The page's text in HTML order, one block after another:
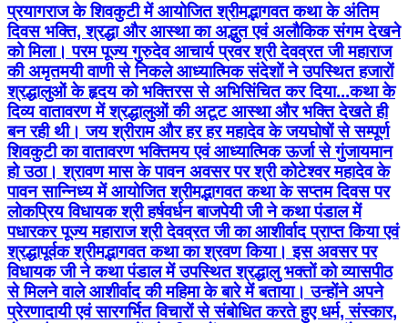
प्रयागराज के शिवकुटी में आयोजित श्रीमद्भागवत कथा के अंतिम
दिवस भक्ति, श्रद्धा और आस्था का अद्भुत एवं अलौकिक संगम देखने
को मिला। परम पूज्य गुरुदेव आचार्य प्रवर श्री देवव्रत जी महाराज
की अमृतमयी वाणी से निकले आध्यात्मिक संदेशों ने उपस्थित हजारों
श्रद्धालुओं के हृदय को भक्तिरस से अभिसिंचित कर दिया...कथा के
दिव्य वातावरण में श्रद्धालुओं की अटूट आस्था और भक्ति देखते ही
बन रही थी। जय श्रीराम और हर हर महादेव के जयघोषों से सम्पूर्ण
शिवकुटी का वातावरण भक्तिमय एवं आध्यात्मिक ऊर्जा से गुंजायमान
हो उठा। श्रावण मास के पावन अवसर पर श्री कोटेश्वर महादेव के
पावन सान्निध्य में आयोजित श्रीमद्भागवत कथा के सप्तम दिवस पर
लोकप्रिय विधायक श्री हर्षवर्धन बाजपेयी जी ने कथा पंडाल में
पधारकर पूज्य महाराज श्री देवव्रत जी का आशीर्वाद प्राप्त किया एवं
श्रद्धापूर्वक श्रीमद्भागवत कथा का श्रवण किया। इस अवसर पर
विधायक जी ने कथा पंडाल में उपस्थित श्रद्धालु भक्तों को व्यासपीठ
से मिलने वाले आशीर्वाद की महिमा के बारे में बताया। उन्होंने अपने
प्रेरणादायी एवं सारगर्भित विचारों से संबोधित करते हुए धर्म, संस्कार,